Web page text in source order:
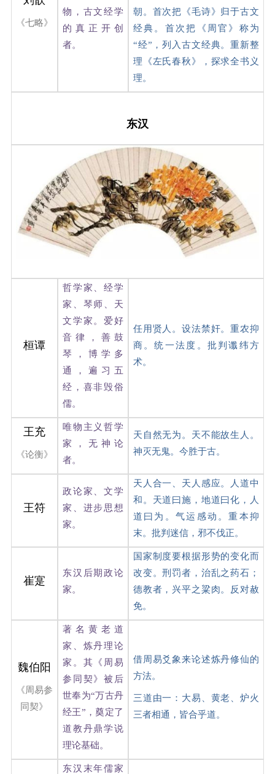
《七略》
物，古文经学
的真正开创
者。
朝。首次把《毛诗》归于古文
经典。首次把《周官》称为
“经”，列入古文经典。重新整
理《左氏春秋》，探求全书义
理。
东汉
桓谭
哲学家、经学
家、琴师、天
文学家。爱好
音律，善鼓
琴，博学多
通，遍习五
经，喜非毁俗
儒。
任用贤人。设法禁奸。重农抑
商。统一法度。批判谶纬方
术。
王充
《论衡》
唯物主义哲学
家，无神论
者。
天自然无为。天不能故生人。
神灭无鬼。今胜于古。
王符
政论家、文学
家、进步思想
家。
天人合一、天人感应。人道中
和。天道曰施，地道曰化，人
道曰为。气运感动。重本抑
末。批判迷信，邪不伐正。
崔寔
东汉后期政论
家。
国家制度要根据形势的变化而
改变。刑罚者，治乱之药石；
德教者，兴平之粱肉。反对赦
免。
魏伯阳
《周易参
同契》
著名黄老道
家、炼丹理论
家。其《周易
参同契》被后
世奉为“万古丹
经王”，奠定了
道教丹鼎学说
理论基础。
借周易爻象来论述炼丹修仙的
方法。
三道由一：大易、黄老、炉火
三者相通，皆合乎道。
东汉末年儒家